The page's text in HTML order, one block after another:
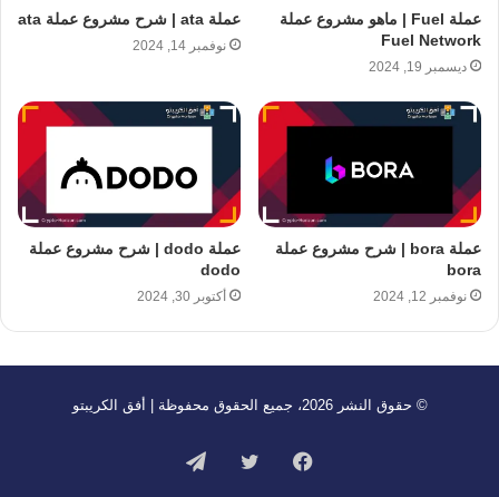
عملة Fuel | ماهو مشروع عملة
Fuel Network
ديسمبر 19, 2024
عملة ata | شرح مشروع عملة ata
نوفمبر 14, 2024
عملة bora | شرح مشروع عملة
bora
نوفمبر 12, 2024
عملة dodo | شرح مشروع عملة
dodo
أكتوبر 30, 2024
© حقوق النشر 2026، جميع الحقوق محفوظة | أفق الكريبتو
فيسبوك تويتر تيلقرام